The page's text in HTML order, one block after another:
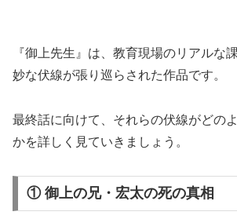
『御上先生』は、教育現場のリアルな
妙な伏線が張り巡らされた作品です。
最終話に向けて、それらの伏線がどの
かを詳しく見ていきましょう。
① 御上の兄・宏太の死の真相